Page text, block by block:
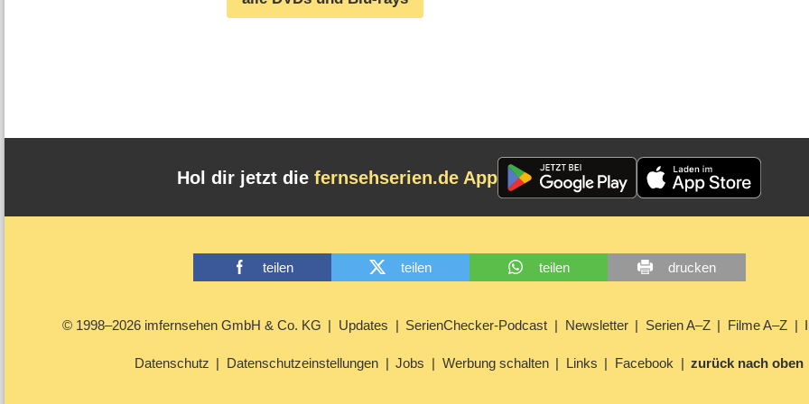
Hol dir jetzt die fernsehserien.de App
teilen teilen teilen drucken
© 1998–2026 imfernsehen GmbH & Co. KG Updates SerienChecker-Podcast Newsletter Serien A–Z Filme A–Z
Datenschutz Datenschutzeinstellungen Jobs Werbung schalten Links Facebook zurück nach oben